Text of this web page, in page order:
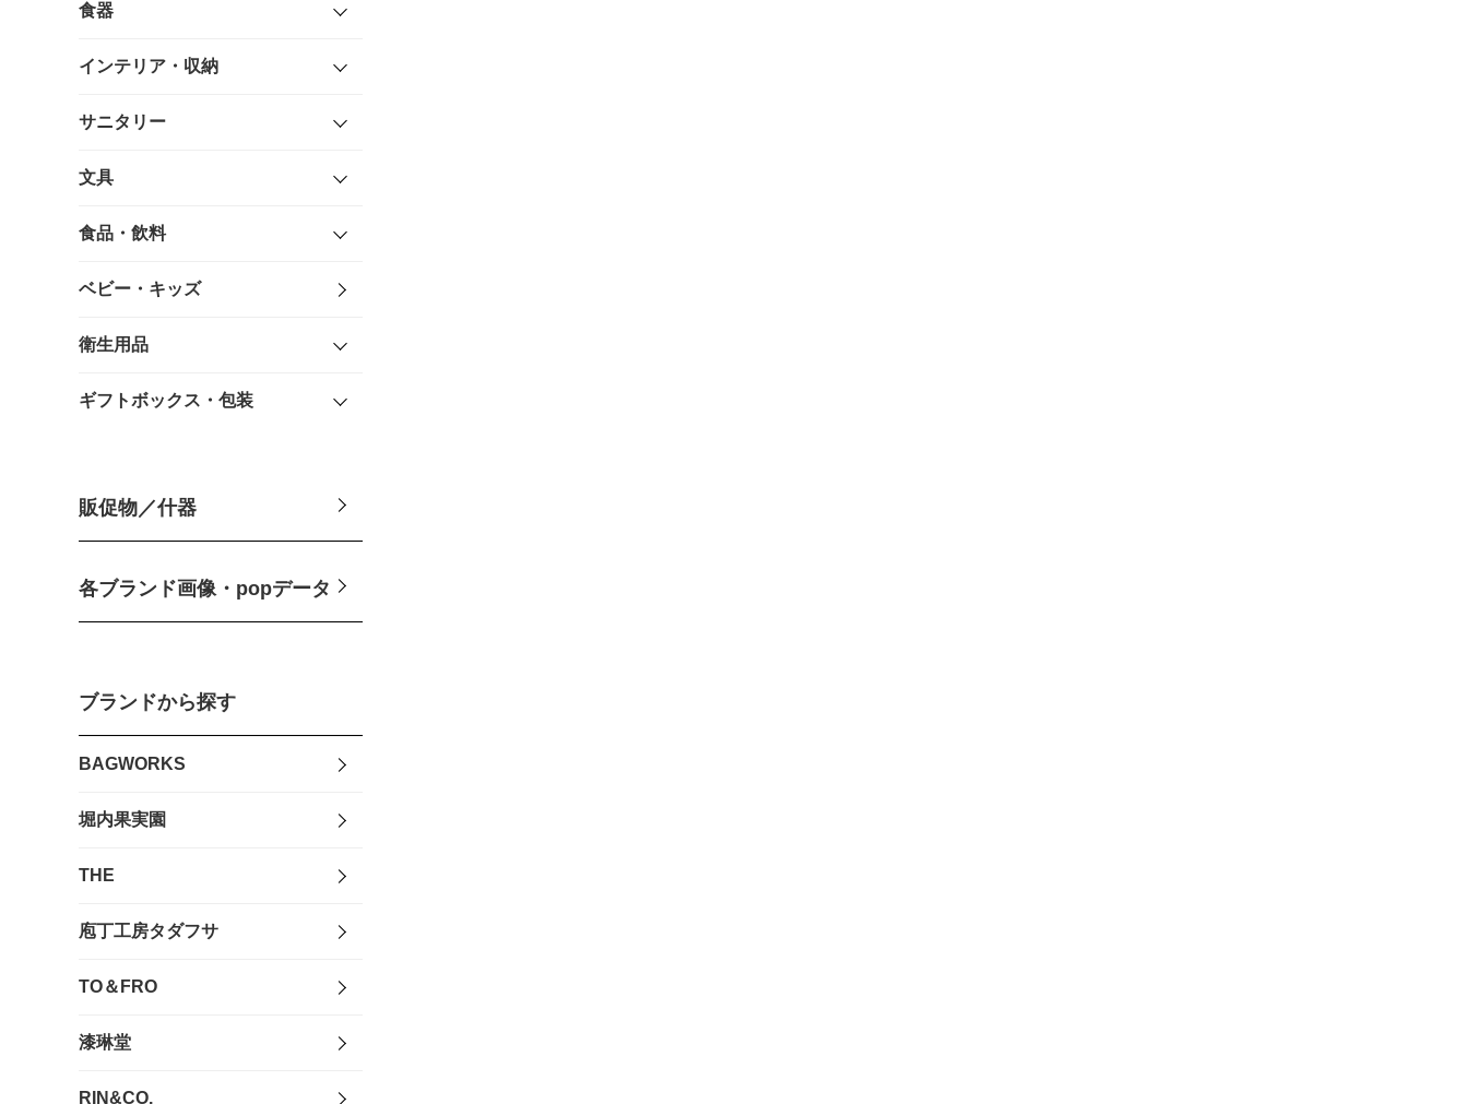
食器
インテリア・収納
サニタリー
文具
食品・飲料
ベビー・キッズ
衛生用品
ギフトボックス・包装
販促物／什器
各ブランド画像・popデータ
ブランドから探す
BAGWORKS
堀内果実園
THE
庖丁工房タダフサ
TO＆FRO
漆琳堂
RIN&CO.